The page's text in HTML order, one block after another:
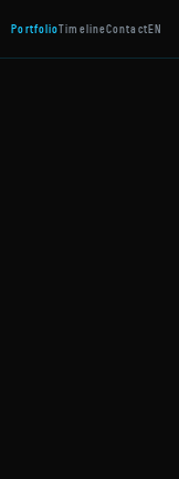
PortfolioTimelineContactEN